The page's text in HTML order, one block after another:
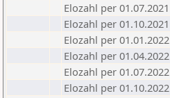
Elozahl per 01.07.2021
Elozahl per 01.10.2021
Elozahl per 01.01.2022
Elozahl per 01.04.2022
Elozahl per 01.07.2022
Elozahl per 01.10.2022